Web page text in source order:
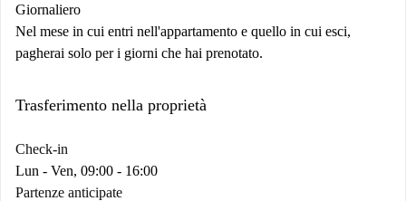
Giornaliero
Nel mese in cui entri nell'appartamento e quello in cui esci,
pagherai solo per i giorni che hai prenotato.
Trasferimento nella proprietà
Check-in
Lun - Ven, 09:00 - 16:00
Partenze anticipate